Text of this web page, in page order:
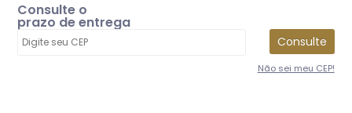
Consulte o
prazo de entrega
Consulte
Não sei meu CEP!